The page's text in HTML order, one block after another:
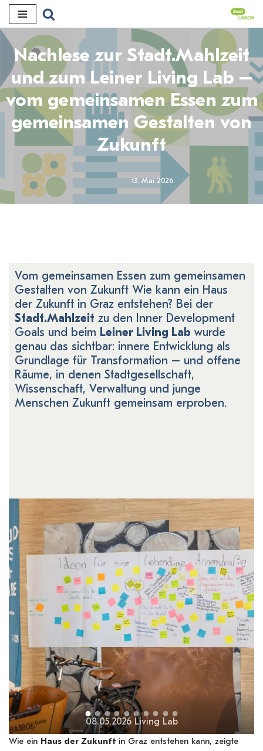
Inhalt
Nachlese zur Stadt.Mahlzeit
und zum Leiner Living Lab –
vom gemeinsamen Essen zum
gemeinsamen Gestalten von
Zukunft
13. Mai 2026
Vom gemeinsamen Essen zum gemeinsamen
Gestalten von Zukunft Wie kann ein Haus
der Zukunft in Graz entstehen? Bei der
Stadt.Mahlzeit zu den Inner Development
Goals und beim Leiner Living Lab wurde
genau das sichtbar: innere Entwicklung als
Grundlage für Transformation – und offene
Räume, in denen Stadtgesellschaft,
Wissenschaft, Verwaltung und junge
Menschen Zukunft gemeinsam erproben.
08.05.2026 Living Lab
Wie ein Haus der Zukunft in Graz entstehen kann, zeigte